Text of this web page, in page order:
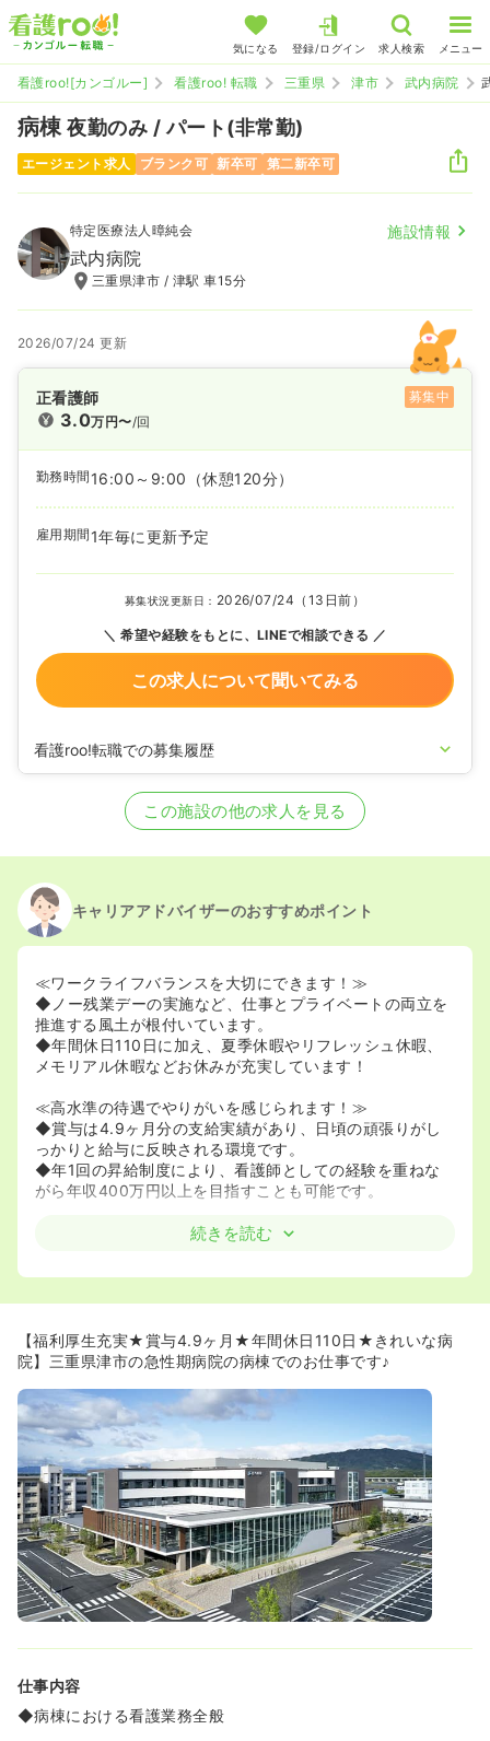
気になる 登録/ログイン 求人検索 メニュー
看護roo![カンゴルー] 看護roo! 転職 三重県 津市 武内病院
病棟夜勤のみ / パート(非常勤)
エージェント求人 ブランク可 新卒可 第二新卒可
特定医療法人暲純会 施設情報
武内病院
三重県津市 / 津駅 車15分
2026/07/24 更新
正看護師 募集中
3.0万円〜/回
勤務時間 16:00～9:00 （休憩120分）
雇用期間 1年毎に更新予定
募集状況更新日： 2026/07/24（13日前）
希望や経験をもとに、LINEで相談できる
この求人について聞いてみる
看護roo!転職での募集履歴
この施設の他の求人を見る
キャリアアドバイザーのおすすめポイント
≪ワークライフバランスを大切にできます！≫
◆ノー残業デーの実施など、仕事とプライベートの両立を
推進する風土が根付いています。
◆年間休日110日に加え、夏季休暇やリフレッシュ休暇、
メモリアル休暇などお休みが充実しています！
≪高水準の待遇でやりがいを感じられます！≫
◆賞与は4.9ヶ月分の支給実績があり、日頃の頑張りがし
っかりと給与に反映される環境です。
◆年1回の昇給制度により、看護師としての経験を重ねな
がら年収400万円以上を目指すことも可能です。
≪公的な認定を受けた安心の就業環境です！≫
も認定されており、長く安定して働けるお墨付きの職場で
が変わっても安心の福利厚生が整っています！
◆泌尿器科において県内1位の手術実績を誇り、最新の破
砕装置を用いた高度な治療に携われるため、専門看護師と
してのスキルを磨ける環境です。
◆昭和45年から続く透析医療の知見があり、予防から合併
症治療まで一貫したケアを学べる老舗ならではの強みがご
ざいます。
≪大学病院との連携による安心の医療体制です≫
◆三重大学医学部附属病院との密接な「病病連携」によ
り、大学病院の専門医と共同で手術を行うなど、質の高い
チーム医療を経験できます。
◆高度急性期後の後方支援という重要な役割を担ってお
り、地域医療の要としてやりがいを持って勤務することが
≪新築移転したばかりの綺麗な職場です≫
◆2022年5月に移転した新社屋はホテルのような清潔感が
続きを読む
【福利厚生充実★賞与4.9ヶ月★年間休日110日★きれいな病
院】三重県津市の急性期病院の病棟でのお仕事です♪
仕事内容
◆病棟における看護業務全般